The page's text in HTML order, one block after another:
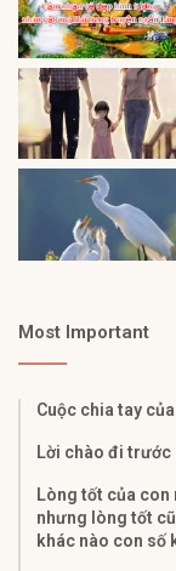
Most Important
Cuộc chia tay
Lời chào đi trước
Lòng tốt của
nhưng lòng tốt
khác nào con số